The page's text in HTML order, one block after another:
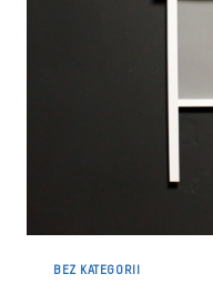
BEZ KATEGORII